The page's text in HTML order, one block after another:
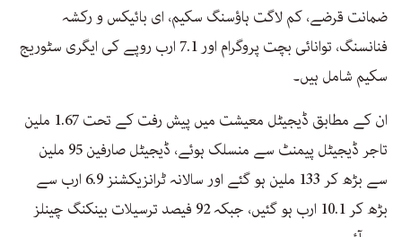
ضمانت قرضے، کم لاگت ہاؤسنگ سکیم، ای بائیکس و رکشہ
فنانسنگ، توانائی بچت پروگرام اور 7.1 ارب روپے کی ایگری سٹوریج
سکیم شامل ہیں۔
ان کے مطابق ڈیجیٹل معیشت میں پیش رفت کے تحت 1.67 ملین
تاجر ڈیجیٹل پیمنٹ سے منسلک ہوئے، ڈیجیٹل صارفین 95 ملین
سے بڑھ کر 133 ملین ہو گئے اور سالانہ ٹرانزیکشنز 6.9 ارب سے
بڑھ کر 10.1 ارب ہو گئیں، جبکہ 92 فیصد ترسیلات بینکنگ چینلز